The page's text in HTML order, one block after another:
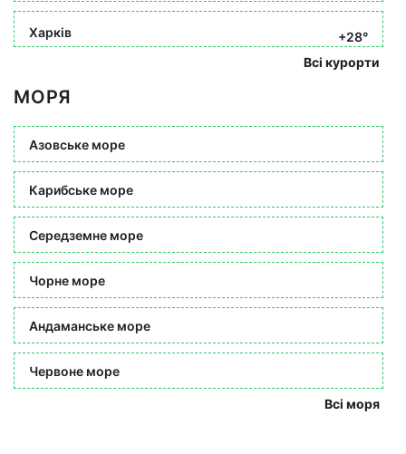
Харків
+28°
Всі курорти
МОРЯ
Азовське море
Карибське море
Середземне море
Чорне море
Андаманське море
Червоне море
Всі моря